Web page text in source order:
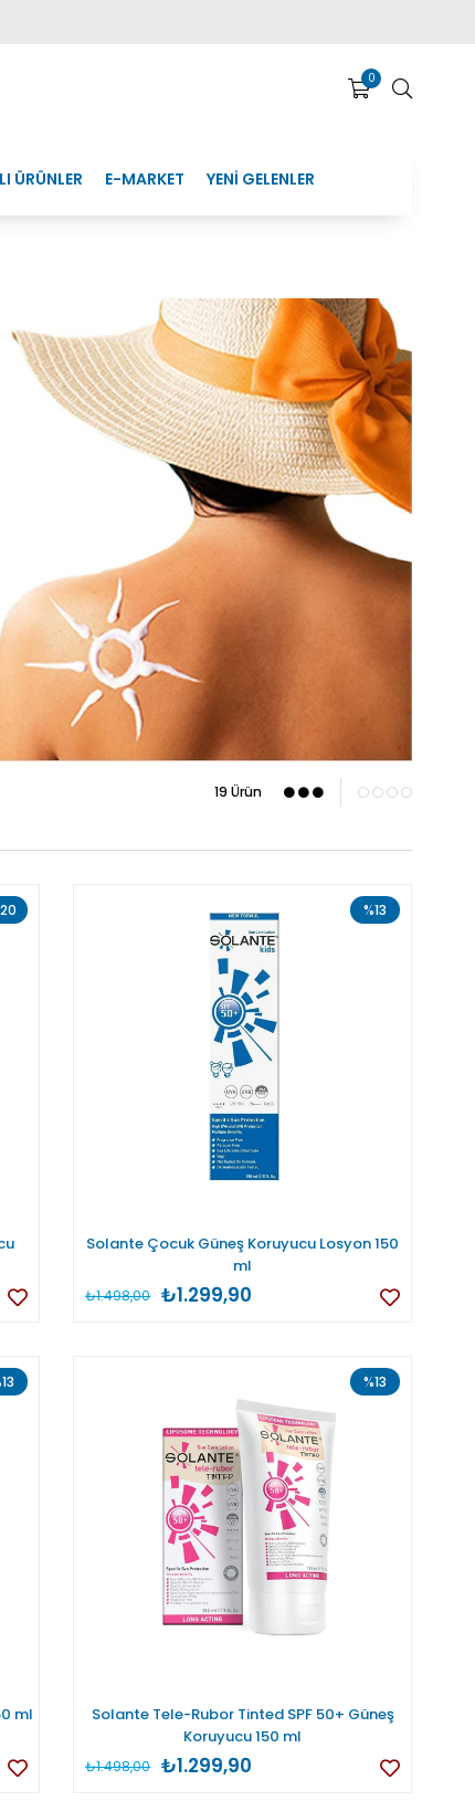
0
ÜRÜNLER E-MARKET YENİ GELENLER
19 Ürün
Solante Çocuk Güneş Koruyucu Losyon 150
ml
₺1.299,90
₺1.498,00
%13
ml
Solante Tele-Rubor Tinted SPF 50+ Güneş
Koruyucu 150 ml
₺1.299,90
₺1.498,00
%13